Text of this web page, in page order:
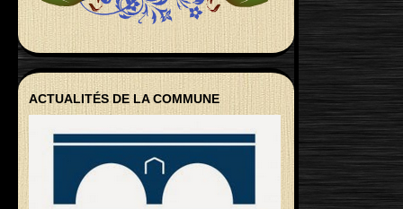
ACTUALITÉS DE LA COMMUNE